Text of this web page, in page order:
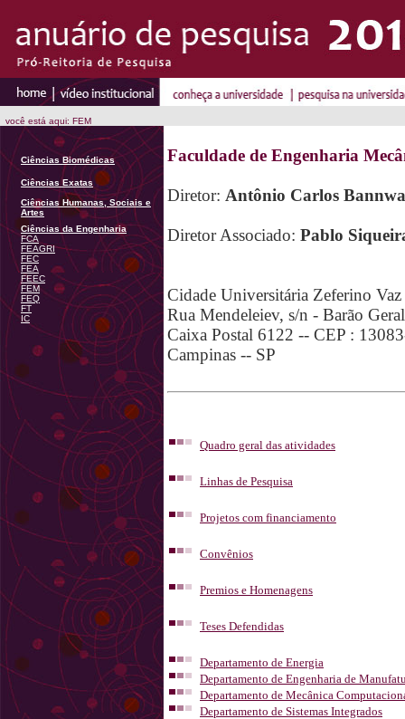
você está aqui: FEM
Ciências Biomédicas
Ciências Exatas
Ciências Humanas, Sociais e
Artes
Ciências da Engenharia
FCA
FEAGRI
FEC
FEA
FEEC
FEM
FEQ
FT
IC
Faculdade de Engenharia
Diretor: Antônio Carlos
Diretor Associado: Pablo
Cidade Universitária Zeferino
Rua Mendeleiev, s/n - Barão
Caixa Postal 6122 -- CEP :
Campinas -- SP
Quadro geral das atividades
Linhas de Pesquisa
Projetos com financiamento
Convênios
Premios e Homenagens
Teses Defendidas
Departamento de Energia
Departamento de Engenharia de
Departamento de Mecânica
Departamento de Sistemas Integrados